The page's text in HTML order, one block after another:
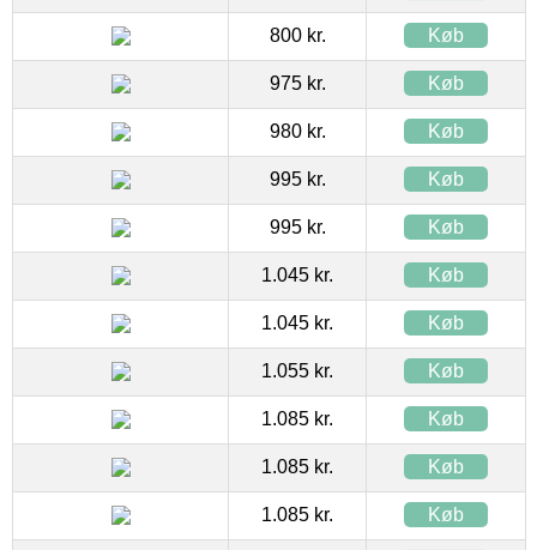
800 kr. Køb
975 kr. Køb
980 kr. Køb
995 kr. Køb
995 kr. Køb
1.045 kr. Køb
1.045 kr. Køb
1.055 kr. Køb
1.085 kr. Køb
1.085 kr. Køb
1.085 kr. Køb